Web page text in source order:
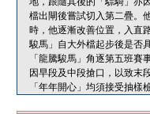
檔出閘後嘗試切入第二疊。
時，他逐漸改善位置，入直
駿馬」自大外檔起步後是否
「龍騰駿馬」角逐第五班
因早段及中段搶口，以致末
「年年開心」均須接受抽樣